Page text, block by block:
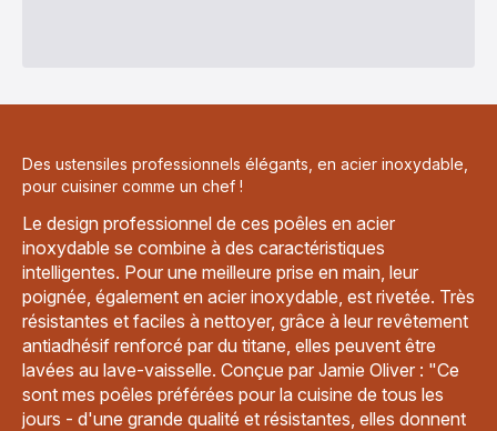
Des ustensiles professionnels élégants, en acier inoxydable,
pour cuisiner comme un chef !
Le design professionnel de ces poêles en acier
inoxydable se combine à des caractéristiques
intelligentes. Pour une meilleure prise en main, leur
poignée, également en acier inoxydable, est rivetée. Très
résistantes et faciles à nettoyer, grâce à leur revêtement
antiadhésif renforcé par du titane, elles peuvent être
lavées au lave-vaisselle. Conçue par Jamie Oliver : "Ce
sont mes poêles préférées pour la cuisine de tous les
jours - d'une grande qualité et résistantes, elles donnent